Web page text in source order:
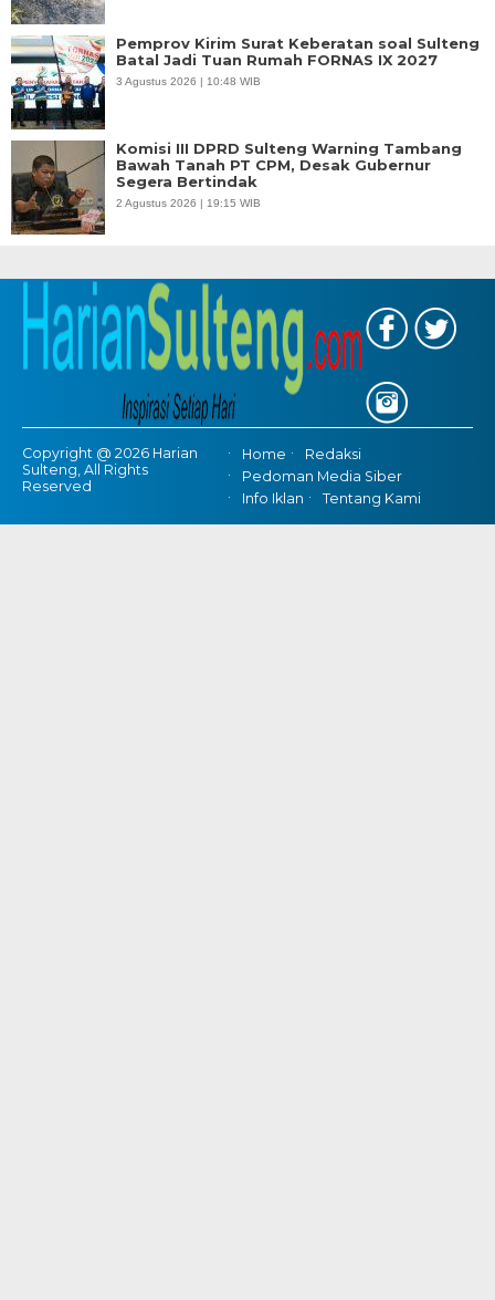
Pemprov Kirim Surat Keberatan soal Sulteng
Batal Jadi Tuan Rumah FORNAS IX 2027
3 Agustus 2026 | 10:48 WIB
Komisi III DPRD Sulteng Warning Tambang
Bawah Tanah PT CPM, Desak Gubernur
Segera Bertindak
2 Agustus 2026 | 19:15 WIB
Copyright @ 2026 Harian
Sulteng, All Rights
Reserved
Home
Redaksi
Pedoman Media Siber
Info Iklan
Tentang Kami